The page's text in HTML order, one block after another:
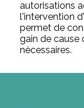
autorisations
l'intervention
permet de
gain de cause
nécessaires.